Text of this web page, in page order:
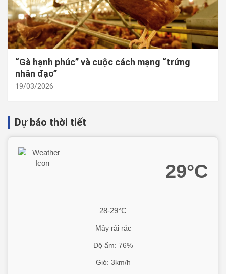
“Gà hạnh phúc” và cuộc cách mạng “trứng
nhân đạo”
19/03/2026
Dự báo thời tiết
29°C
28-29°C
Mây rải rác
Độ ẩm: 76%
Gió: 3km/h